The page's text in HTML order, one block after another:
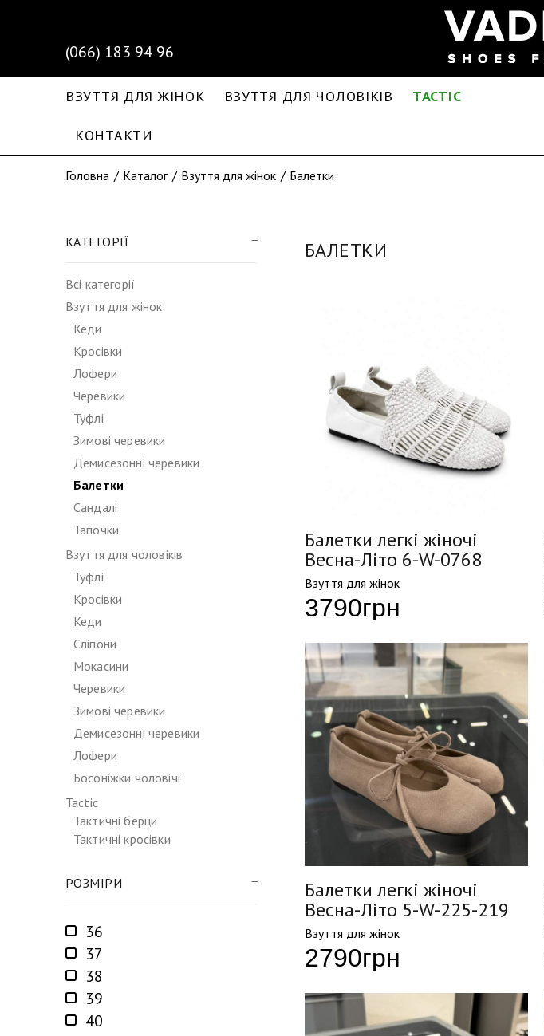
(066) 183 94 96
ВЗУТТЯ ДЛЯ ЖІНОК ВЗУТТЯ ДЛЯ ЧОЛОВІКІВ TACTIC
КОНТАКТИ
Головна Каталог Взуття для жінок Балетки
КАТЕГОРІЇ
Всі категорії
Взуття для жінок
Кеди
Кросівки
Лофери
Черевики
Туфлі
Зимові черевики
Демисезонні черевики
Балетки
Сандалі
Тапочки
Взуття для чоловіків
Туфлі
Кросівки
Кеди
Сліпони
Мокасини
Черевики
Зимові черевики
Демисезонні черевики
Лофери
Босоніжки чоловічі
Tactic
Тактичні берци
Тактичні кросівки
РОЗМІРИ
36
37
38
39
40
БАЛЕТКИ
Балетки легкі жіночі
Весна-Літо 6-W-0768
Взуття для жінок
3790грн
Балетки легкі жіночі
Весна-Літо 5-W-225-219
Взуття для жінок
2790грн